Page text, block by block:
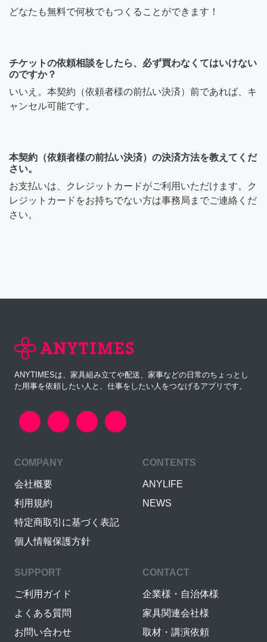
どなたも無料で何枚でもつくることができます！
チケットの依頼相談をしたら、必ず買わなくてはいけない
のですか？
いいえ。本契約（依頼者様の前払い決済）前であれば、キ
ャンセル可能です。
本契約（依頼者様の前払い決済）の決済方法を教えてくだ
さい。
お支払いは、クレジットカードがご利用いただけます。ク
レジットカードをお持ちでない方は事務局までご連絡くだ
さい。
ANYTIMESは、家具組み立てや配送、家事などの日常のちょっとし
た用事を依頼したい人と、仕事をしたい人をつなげるアプリです。
COMPANY
会社概要
利用規約
特定商取引に基づく表記
個人情報保護方針
CONTENTS
ANYLIFE
NEWS
SUPPORT
ご利用ガイド
よくある質問
お問い合わせ
CONTACT
企業様・自治体様
家具関連会社様
取材・講演依頼